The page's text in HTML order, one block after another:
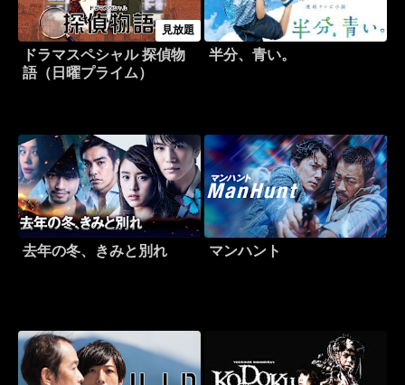
見放題
ドラマスペシャル 探偵物
語（日曜プライム）
半分、青い。
去年の冬、きみと別れ マンハント